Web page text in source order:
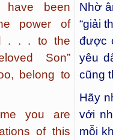
have been
power of
. . . to the
Son”
belong to
you are
of this
Nhờ
“giải
được
yêu
cũng
Hãy
với
mỗi